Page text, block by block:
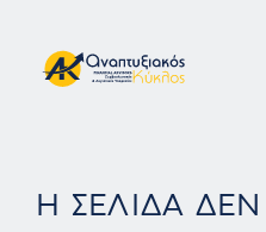
Η ΣΕΛΙΔΑ